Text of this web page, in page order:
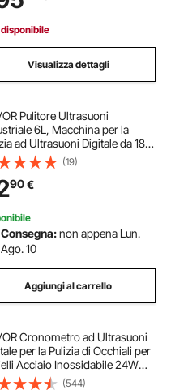
disponibile
Visualizza dettagli
Pulitore Ultrasuoni
6L, Macchina per la
ad Ultrasuoni Digitale da 180
Modalità Delicata e
Migliorato, con
e Timer, per Gioielli
(19)
90€
Consegna:non appena Lun.
Ago. 10
Aggiungi al carrello
Cronometro ad Ultrasuoni
per la Pulizia di Occhiali per
Acciaio Inossidabile 24W
(544)